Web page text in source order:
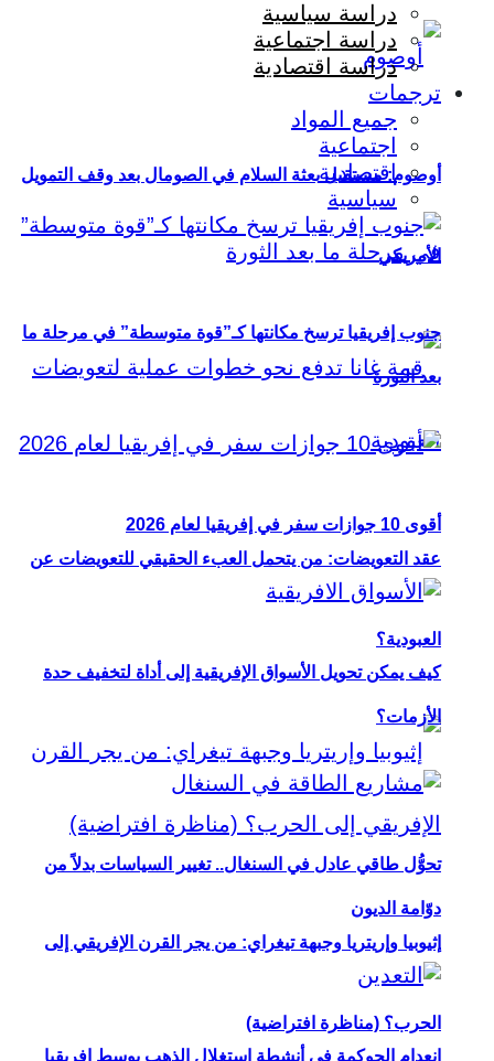
أوصوم: مستقبل بعثة السلام في الصومال بعد وقف التمويل
الأمريكي
عقد التعويضات: من يتحمل العبء الحقيقي للتعويضات عن
العبودية؟
إثيوبيا وإريتريا وجبهة تيغراي: من يجر القرن الإفريقي إلى
الحرب؟ (مناظرة افتراضية)
دراسة سياسية
دراسة اجتماعية
دراسة اقتصادية
ترجمات
جميع المواد
اجتماعية
اقتصادية
سياسية
جنوب إفريقيا ترسخ مكانتها كـ”قوة متوسطة” في مرحلة ما
بعد الثورة
أقوى 10 جوازات سفر في إفريقيا لعام 2026
كيف يمكن تحويل الأسواق الإفريقية إلى أداة لتخفيف حدة
الأزمات؟
تحوُّل طاقي عادل في السنغال.. تغيير السياسات بدلاً من
دوّامة الديون
انعدام الحوكمة في أنشطة استغلال الذهب بوسط إفريقيا